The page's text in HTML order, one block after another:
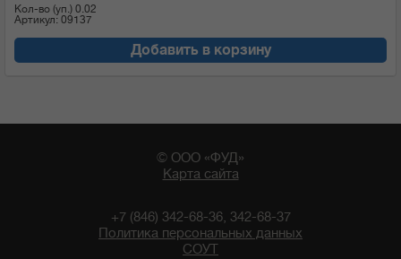
Кол-во (уп.) 0.02
Артикул: 09137
Добавить в корзину
© ООО «ФУД»
Карта сайта
+7 (846) 342-68-36, 342-68-37
Политика персональных данных
СОУТ